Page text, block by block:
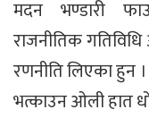
मदन भण्डारी
राजनीतिक
रणनीति लिएका हुन ।
भत्काउन ओली हात